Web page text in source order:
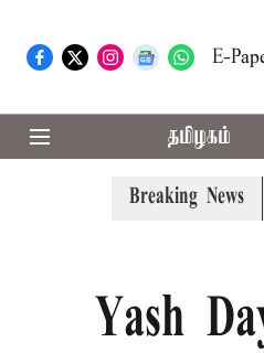
E-
தமிழகம்
Breaking News
புதுச்சேரி
Yash